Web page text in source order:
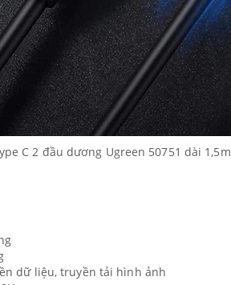
C 2 đầu dương Ugreen 50751 dài
dữ liệu, truyền tải hình ảnh